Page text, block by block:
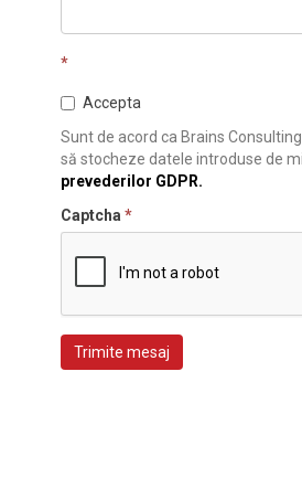
*
Accepta
Sunt de acord ca Brains
să stocheze datele introduse de
prevederilor GDPR.
Captcha *
Trimite mesaj